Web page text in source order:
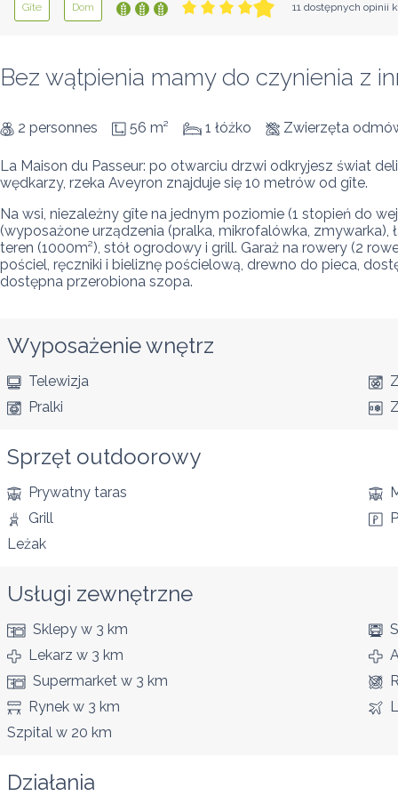
Gîte Dom 11 dostępnych opinii
Bez wątpienia mamy do czynienia z
2 personnes 56 m² 1 łóżko Zwierzęta
La Maison du Passeur: po otwarciu drzwi odkryjesz świat
wędkarzy, rzeka Aveyron znajduje się 10 metrów od gîte.
Na wsi, niezależny gîte na jednym poziomie (1 stopień do
(wyposażone urządzenia (pralka, mikrofalówka, zmywarka),
teren (1000m²), stół ogrodowy i grill. Garaż na rowery (2
pościel, ręczniki i bieliznę pościelową, drewno do pieca,
dostępna przerobiona szopa.
Wyposażenie wnętrz
Telewizja
Pralki
Sprzęt outdoorowy
Prywatny taras
Grill
Leżak
Usługi zewnętrzne
Sklepy w 3 km
Lekarz w 3 km
Supermarket w 3 km
Rynek w 3 km
Szpital w 20 km
Działania